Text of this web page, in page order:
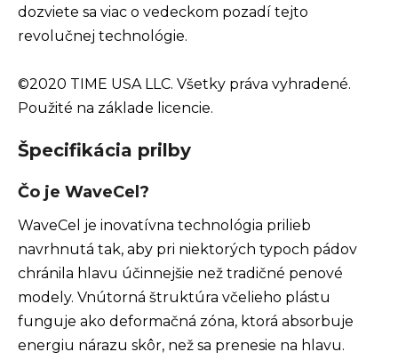
dozviete sa viac o vedeckom pozadí tejto
revolučnej technológie.
©2020 TIME USA LLC. Všetky práva vyhradené.
Použité na základe licencie.
Špecifikácia prilby
Čo je WaveCel?
WaveCel je inovatívna technológia prilieb
navrhnutá tak, aby pri niektorých typoch pádov
chránila hlavu účinnejšie než tradičné penové
modely. Vnútorná štruktúra včelieho plástu
funguje ako deformačná zóna, ktorá absorbuje
energiu nárazu skôr, než sa prenesie na hlavu.